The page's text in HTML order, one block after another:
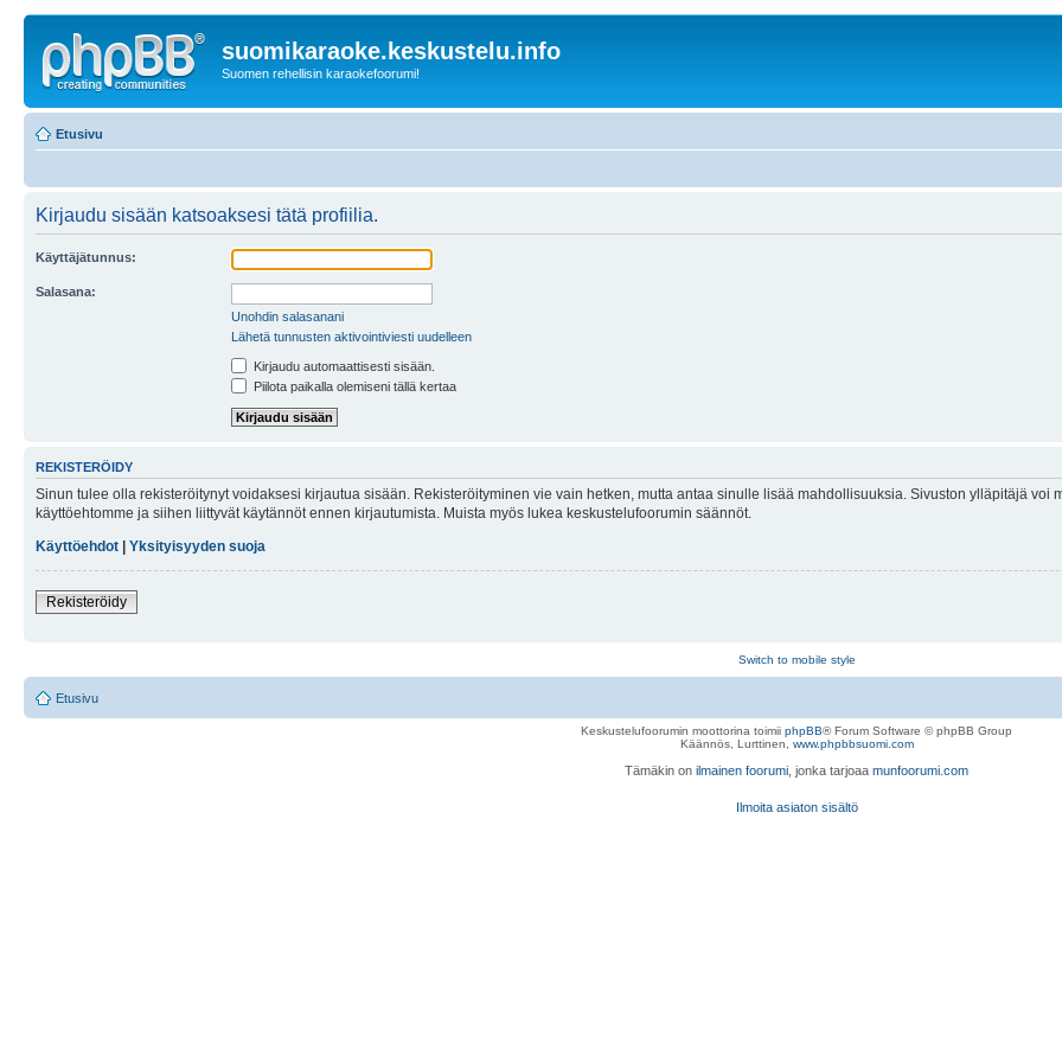
suomikaraoke.keskustelu.info
Suomen rehellisin karaokefoorumi!
Etusivu
Kirjaudu sisään katsoaksesi tätä profiilia.
Käyttäjätunnus:
Salasana:
Unohdin salasanani
Lähetä tunnusten aktivointiviesti uudelleen
Kirjaudu automaattisesti sisään.
Piilota paikalla olemiseni tällä kertaa
REKISTERÖIDY
Sinun tulee olla rekisteröitynyt voidaksesi kirjautua sisään. Rekisteröityminen vie vain hetken, mutta antaa sinulle lisää mahdollisuuksia. Sivuston ylläpitäjä
käyttöehtomme ja siihen liittyvät käytännöt ennen kirjautumista. Muista myös lukea keskustelufoorumin säännöt.
Käyttöehdot
Yksityisyyden suoja
Rekisteröidy
Switch to mobile style
Etusivu
Keskustelufoorumin moottorina toimii phpBB® Forum Software © phpBB Group
Käännös, Lurttinen, www.phpbbsuomi.com
Tämäkin on ilmainen foorumi , jonka tarjoaa munfoorumi.com
Ilmoita asiaton sisältö